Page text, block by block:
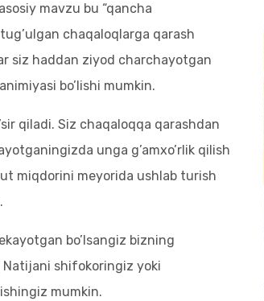
mavzu bu “qancha
chaqaloqlarga qarash
siz haddan ziyod charchayotgan
bo’lishi mumkin.
qiladi. Siz chaqaloqqa qarashdan
unga g’amxo’rlik qilish
miqdorini meyorida ushlab turish
bo’lsangiz bizning
Natijani shifokoringiz yoki
mumkin.